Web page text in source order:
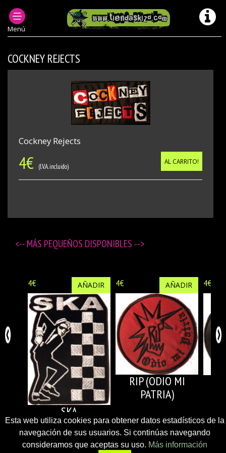
Menú
ACCESORIOS PUNK PEQUEÑOS
COCKNEY REJECTS
Cockney Rejects
4€ (I.V.A. incluido)
AL CARRITO!
<-- MÁS PEQUEÑOS DISPONIBLES -->
4€ AÑADIR
SKA
4€ AÑADIR
RIP (ODIO MI
PATRIA)
4€
Esta web utiliza cookies para obtener datos estadísticos de la
navegación de sus usuarios. Si continúas navegando
consideramos que aceptas su uso. Más información